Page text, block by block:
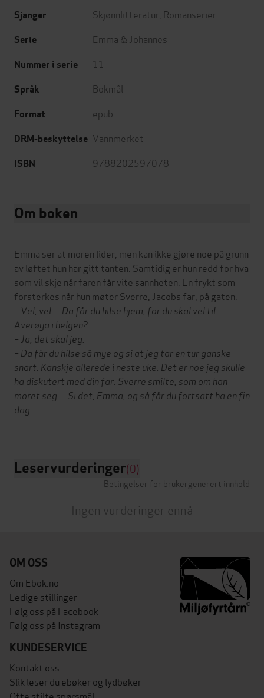
Sjanger Skjønnlitteratur Romanserier
Serie Emma & Johannes
Nummer i serie 11
Språk Bokmål
Format epub
DRM-beskyttelse Vannmerket
ISBN 9788202597078
Om boken
Emma ser at moren lider, men kan ikke gjøre noe på grunn
av løftet hun har gitt tanten. Samtidig er hun redd for hva
som vil skje når faren får vite sannheten. En frykt som
forsterkes når hun møter Sverre, Jacobs far, på gaten.
– Vel, vel ... Da får du hilse hjem, for du skal vel til
Averøya i helgen?
– Ja, det skal jeg.
– Da får du hilse så mye og si at jeg tar en tur ganske
snart. Kanskje allerede i neste uke. Det er noe jeg skulle
ha diskutert med din far. Sverre smilte, som om han
moret seg. – Si det, Emma, og så får du fortsatt ha en fin
dag.
Leservurderinger(0)
Betingelser for brukergenerert innhold
Ingen vurderinger ennå
OM OSS
Om Ebok.no
Ledige stillinger
Følg oss på Facebook
Følg oss på Instagram
KUNDESERVICE
Kontakt oss
Slik leser du ebøker og lydbøker
Ofte stilte spørsmål